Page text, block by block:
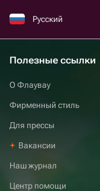
Русский
Полезные ссылки
О Флаувау
Фирменный стиль
Для прессы
Вакансии
Наш журнал
Центр помощи